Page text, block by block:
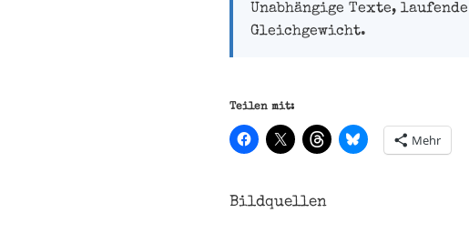
Unabhängige Texte,
Gleichgewicht.
Teilen mit:
Mehr
Bildquellen